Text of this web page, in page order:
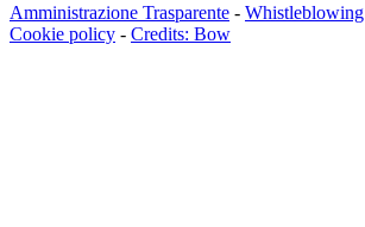
Amministrazione Trasparente - Whistleblowing
Cookie policy - Credits: Bow